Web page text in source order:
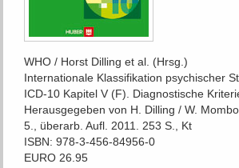
WHO / Horst Dilling et al. (Hrsg.)
Internationale Klassifikation psychischer
ICD-10 Kapitel V (F). Diagnostische
Herausgegeben von H. Dilling / W.
5., überarb. Aufl. 2011. 253 S., Kt
ISBN: 978-3-456-84956-0
EURO 26.95